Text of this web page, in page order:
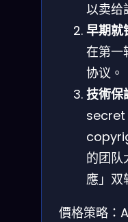
以卖给
早期
在第一
协议。
技術保
secret
的团队
應」双
價格策略：